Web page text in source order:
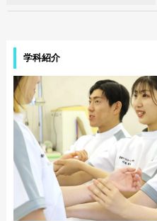
学科紹介